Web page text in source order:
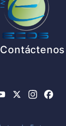
Contáctenos
YouTube
X Instagram